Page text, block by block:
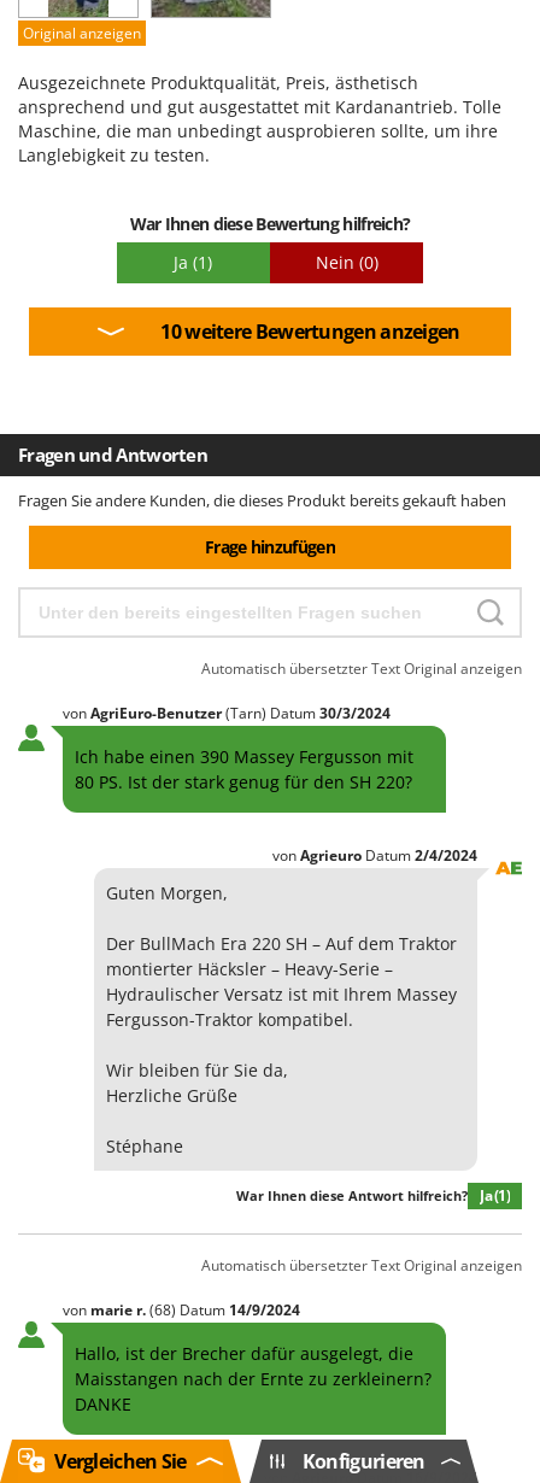
Schwierigkeitsgrad Zusammenbau
Original anzeigen
Ausgezeichnete Produktqualität, Preis, ästhetisch
ansprechend und gut ausgestattet mit Kardanantrieb. Tolle
Maschine, die man unbedingt ausprobieren sollte, um ihre
Langlebigkeit zu testen.
War Ihnen diese Bewertung hilfreich?
Ja (1) Nein (0)
10 weitere Bewertungen anzeigen
Fragen und Antworten
Fragen Sie andere Kunden, die dieses Produkt bereits gekauft haben
Frage hinzufügen
Automatisch übersetzter TextOriginal anzeigen
vonAgriEuro-Benutzer(Tarn) Datum30/3/2024
Ich habe einen 390 Massey Fergusson mit
80 PS. Ist der stark genug für den SH 220?
vonAgrieuro Datum2/4/2024
Guten Morgen,
Der BullMach Era 220 SH – Auf dem Traktor
montierter Häcksler – Heavy-Serie –
Hydraulischer Versatz ist mit Ihrem Massey
Fergusson-Traktor kompatibel.
Wir bleiben für Sie da,
Herzliche Grüße
Stéphane
War Ihnen diese Antwort hilfreich? Ja(1)
Automatisch übersetzter TextOriginal anzeigen
von marie r.(68) Datum 14/9/2024
Hallo, ist der Brecher dafür ausgelegt, die
Maisstangen nach der Ernte zu zerkleinern?
DANKE
AgrieuroDatum 16/9/2024
Konfigurieren
Vergleichen Sie